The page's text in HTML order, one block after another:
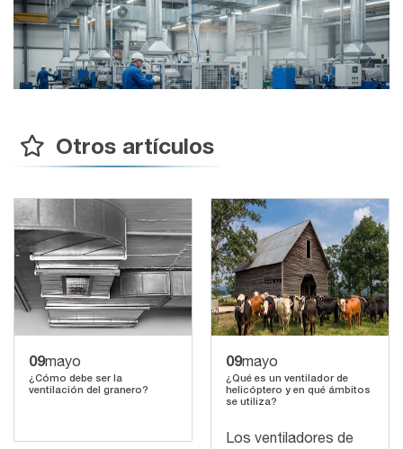
Otros artículos
09mayo
¿Cómo debe ser la
ventilación del granero?
09mayo
¿Qué es un ventilador de
helicóptero y en qué ámbitos
se utiliza?
Los ventiladores de